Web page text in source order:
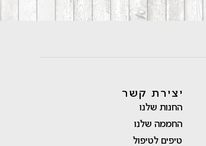
יצירת קשר
החנות שלנו
החממה שלנו
טיפים לטיפול